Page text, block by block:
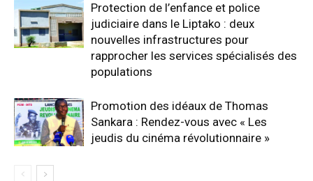
Protection de l’enfance et police
judiciaire dans le Liptako : deux
nouvelles infrastructures pour
rapprocher les services spécialisés des
populations
Promotion des idéaux de Thomas
Sankara : Rendez-vous avec « Les
jeudis du cinéma révolutionnaire »